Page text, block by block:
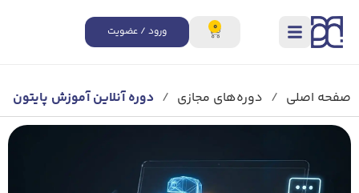
0 ورود / عضویت
صفحه اصلی / دوره‌های مجازی / دوره آنلاین آموزش پایتون